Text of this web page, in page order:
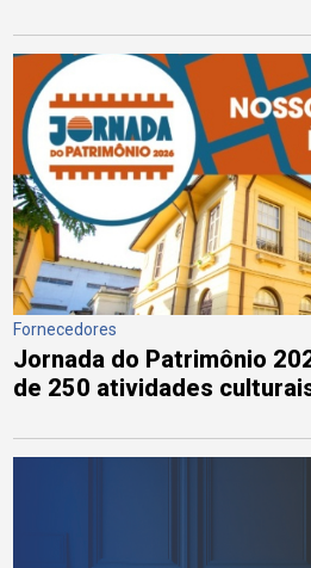
Fornecedores
Jornada do Patrimônio
de 250 atividades